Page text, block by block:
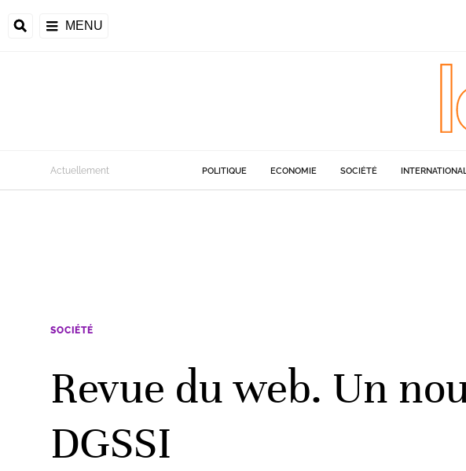
MENU
Actuellement POLITIQUE ECONOMIE SOCIÉTÉ INTERNATIONAL
SOCIÉTÉ
Revue du web. Un
DGSSI